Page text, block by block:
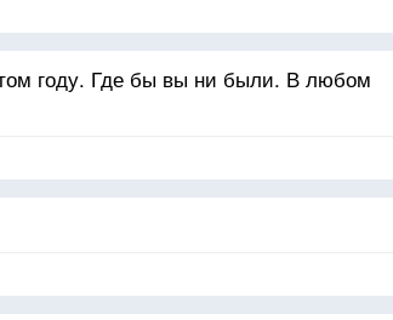
году. Где бы вы ни были. В любом